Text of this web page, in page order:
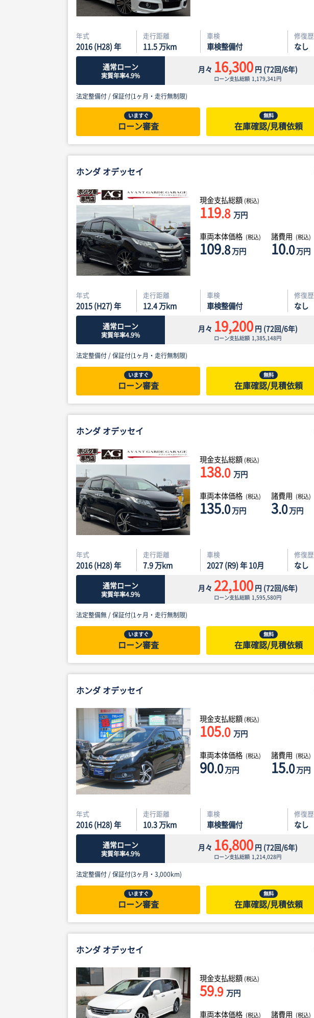
年式
2016 (H28) 年
走行距離
11.5万km
車検
車検整備付
修復歴
なし
通常ローン
実質年率4.9%
月々 16,300円 (72回/6年)
ローン支払総額 1,179,341円
法定整備付 /保証付(1ヶ月・走行無制限)
いますぐ
ローン審査
無料
在庫確認/見積依頼
ホンダ オデッセイ
現金支払総額 (税込)
119.8 万円
車両本体価格 (税込)
109.8万円
諸費用 (税込)
10.0万円
年式
2015 (H27) 年
走行距離
12.4万km
車検
車検整備付
修復歴
なし
通常ローン
実質年率4.9%
月々 19,200円 (72回/6年)
ローン支払総額 1,385,148円
法定整備付 /保証付(1ヶ月・走行無制限)
いますぐ
ローン審査
無料
在庫確認/見積依頼
ホンダ オデッセイ
現金支払総額 (税込)
138.0 万円
車両本体価格 (税込)
135.0万円
諸費用 (税込)
3.0万円
年式
2016 (H28) 年
走行距離
7.9万km
車検
2027 (R9) 年 10月
修復歴
なし
通常ローン
実質年率4.9%
月々 22,100円 (72回/6年)
ローン支払総額 1,595,580円
法定整備無 /保証付(1ヶ月・走行無制限)
いますぐ
ローン審査
無料
在庫確認/見積依頼
ホンダ オデッセイ
現金支払総額 (税込)
105.0 万円
車両本体価格 (税込)
90.0万円
諸費用 (税込)
15.0万円
年式
2016 (H28) 年
走行距離
10.3万km
車検
車検整備付
修復歴
なし
通常ローン
実質年率4.9%
月々 16,800円 (72回/6年)
ローン支払総額 1,214,028円
法定整備付 /保証付(3ヶ月・3,000km)
いますぐ
ローン審査
無料
在庫確認/見積依頼
ホンダ オデッセイ
現金支払総額 (税込)
59.9 万円
車両本体価格 (税込) 諸費用 (税込)